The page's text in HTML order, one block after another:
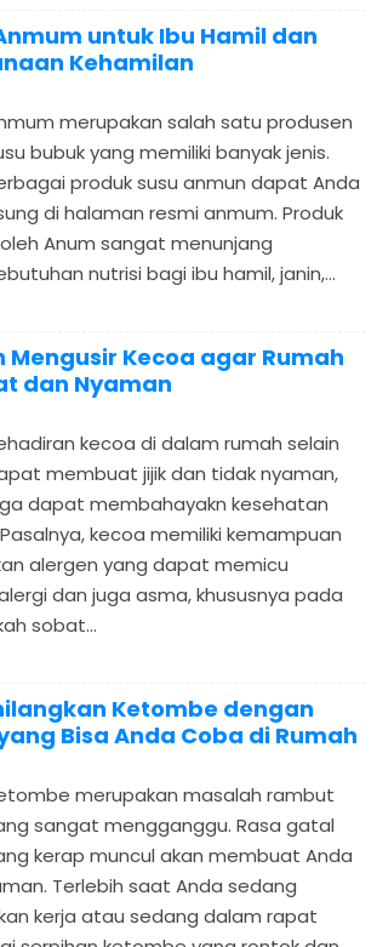
untuk Ibu Hamil dan
Kehamilan
merupakan salah satu produsen
bubuk yang memiliki banyak jenis.
produk susu anmun dapat Anda
di halaman resmi anmum. Produk
Anum sangat menunjang
nutrisi bagi ibu hamil, janin,...
Mengusir Kecoa agar Rumah
dan Nyaman
kecoa di dalam rumah selain
membuat jijik dan tidak nyaman,
dapat membahayakn kesehatan
kecoa memiliki kemampuan
alergen yang dapat memicu
dan juga asma, khususnya pada
sobat...
Ketombe dengan
Bisa Anda Coba di Rumah
merupakan masalah rambut
sangat mengganggu. Rasa gatal
kerap muncul akan membuat Anda
Terlebih saat Anda sedang
kerja atau sedang dalam rapat